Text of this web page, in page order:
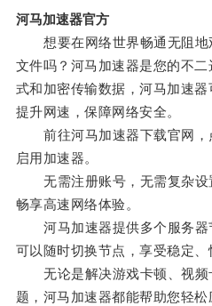
河马加速器官方
想要在网络世界畅通无阻地
文件吗？河马加速器是您的不
式和加密传输数据，河马加速器
提升网速，保障网络安全。
前往河马加速器下载官网，
启用加速器。
无需注册账号，无需复杂设
畅享高速网络体验。
河马加速器提供多个服务器
可以随时切换节点，享受稳定、
无论是解决游戏卡顿、视频
题，河马加速器都能帮助您轻松